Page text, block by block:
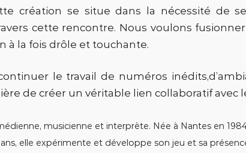
création se situe dans la nécessité de
cette rencontre. Nous voulons
la fois drôle et touchante.
le travail de numéros
de créer un véritable lien collaboratif avec
musicienne et interprète. Née à Nantes en
elle expérimente et développe son jeu et sa